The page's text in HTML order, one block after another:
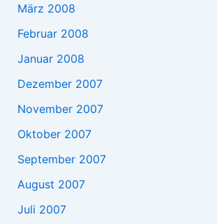
März 2008
Februar 2008
Januar 2008
Dezember 2007
November 2007
Oktober 2007
September 2007
August 2007
Juli 2007